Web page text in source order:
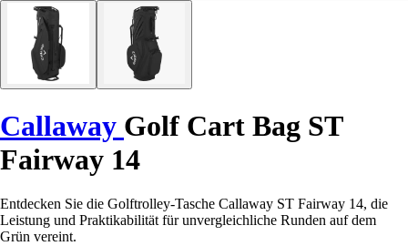
Callaway Golf Cart Bag ST
Fairway 14
Entdecken Sie die Golftrolley-Tasche Callaway ST Fairway 14, die
Leistung und Praktikabilität für unvergleichliche Runden auf dem
Grün vereint.